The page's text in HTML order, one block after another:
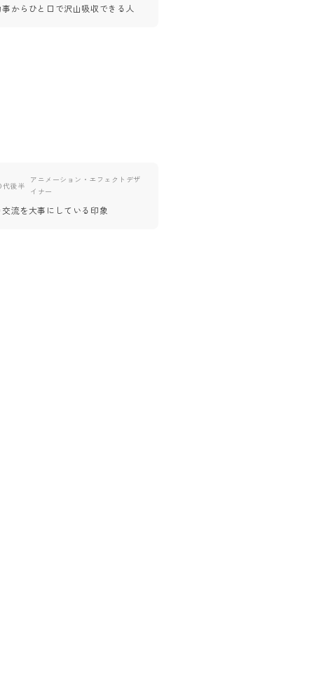
事からひと口で沢山吸収できる人
代後半
アニメーション・エフェクトデザ
イナー
流を大事にしている印象